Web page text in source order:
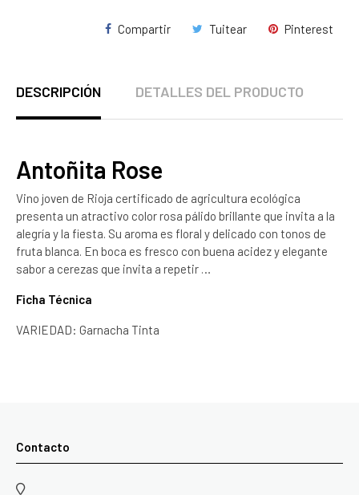
Compartir Tuitear Pinterest
DESCRIPCIÓN DETALLES DEL PRODUCTO
Antoñita Rose
Vino joven de Rioja certificado de agricultura ecológica
presenta un atractivo color rosa pálido brillante que invita a la
alegría y la fiesta. Su aroma es floral y delicado con tonos de
fruta blanca. En boca es fresco con buena acidez y elegante
sabor a cerezas que invita a repetir …
Ficha Técnica
VARIEDAD: Garnacha Tinta
Contacto